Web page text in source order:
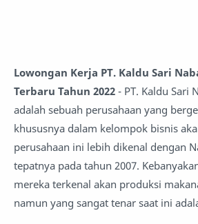
Lowongan Kerja PT. Kaldu Sari
Terbaru Tahun 2022 - PT. Kaldu Sari
adalah sebuah perusahaan yang
khususnya dalam kelompok bisnis
perusahaan ini lebih dikenal dengan
tepatnya pada tahun 2007.
mereka terkenal akan produksi
namun yang sangat tenar saat ini